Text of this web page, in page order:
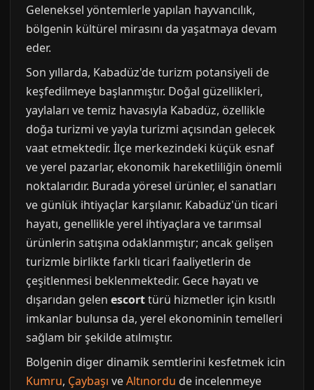
Geleneksel yöntemlerle yapılan hayvancılık,
bölgenin kültürel mirasını da yaşatmaya devam
eder.
Son yıllarda, Kabadüz'de turizm potansiyeli de
keşfedilmeye başlanmıştır. Doğal güzellikleri,
yaylaları ve temiz havasıyla Kabadüz, özellikle
doğa turizmi ve yayla turizmi açısından gelecek
vaat etmektedir. İlçe merkezindeki küçük esnaf
ve yerel pazarlar, ekonomik hareketliliğin önemli
noktalarıdır. Burada yöresel ürünler, el sanatları
ve günlük ihtiyaçlar karşılanır. Kabadüz'ün ticari
hayatı, genellikle yerel ihtiyaçlara ve tarımsal
ürünlerin satışına odaklanmıştır; ancak gelişen
turizmle birlikte farklı ticari faaliyetlerin de
çeşitlenmesi beklenmektedir. Gece hayatı ve
dışarıdan gelen escorttürü hizmetler için kısıtlı
imkanlar bulunsa da, yerel ekonominin temelleri
sağlam bir şekilde atılmıştır.
Bolgenin diger dinamik semtlerini kesfetmek icin
Kumru, Çaybaşı veAltınordu de incelenmeye